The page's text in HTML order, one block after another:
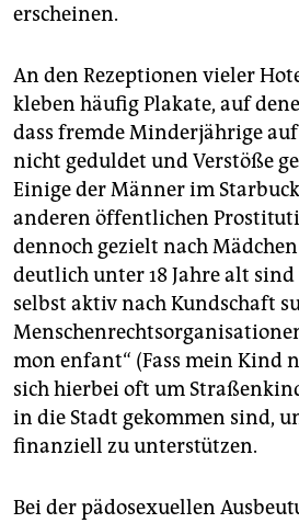
erscheinen.
An den Rezeptionen vieler
kleben häufig Plakate, auf
dass fremde Minderjährige
nicht geduldet und Verstöße
Einige der Männer im
anderen öffentlichen
dennoch gezielt nach
deutlich unter 18 Jahre alt
selbst aktiv nach Kundschaft
mon enfant“ (Fass mein Kind
sich hierbei oft um
in die Stadt gekommen sind,
finanziell zu unterstützen.
Bei der pädosexuellen